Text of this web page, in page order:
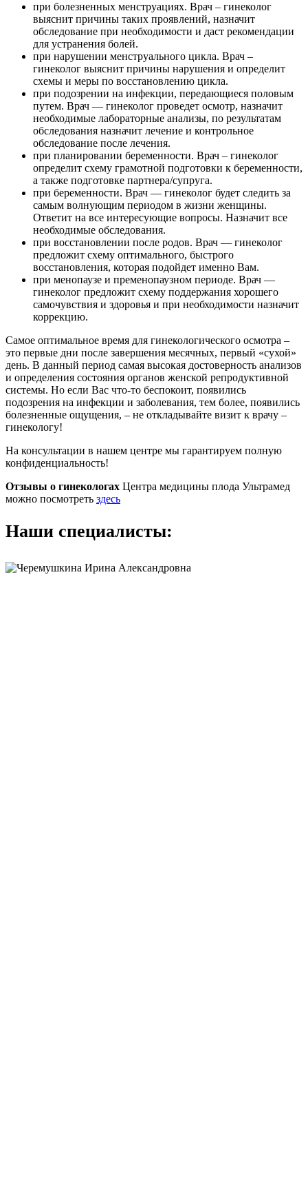
при болезненных менструациях. Врач – гинеколог
выяснит причины таких проявлений, назначит
обследование при необходимости и даст рекомендации
для устранения болей.
при нарушении менструального цикла. Врач –
гинеколог выяснит причины нарушения и определит
схемы и меры по восстановлению цикла.
при подозрении на инфекции, передающиеся половым
путем. Врач — гинеколог проведет осмотр, назначит
необходимые лабораторные анализы, по результатам
обследования назначит лечение и контрольное
обследование после лечения.
при планировании беременности. Врач – гинеколог
определит схему грамотной подготовки к беременности,
а также подготовке партнера/супруга.
при беременности. Врач — гинеколог будет следить за
самым волнующим периодом в жизни женщины.
Ответит на все интересующие вопросы. Назначит все
необходимые обследования.
при восстановлении после родов. Врач — гинеколог
предложит схему оптимального, быстрого
восстановления, которая подойдет именно Вам.
при менопаузе и пременопаузном периоде. Врач —
гинеколог предложит схему поддержания хорошего
самочувствия и здоровья и при необходимости назначит
коррекцию.
Самое оптимальное время для гинекологического осмотра –
это первые дни после завершения месячных, первый «сухой»
день. В данный период самая высокая достоверность анализов
и определения состояния органов женской репродуктивной
системы. Но если Вас что-то беспокоит, появились
подозрения на инфекции и заболевания, тем более, появились
болезненные ощущения, – не откладывайте визит к врачу –
гинекологу!
На консультации в нашем центре мы гарантируем полную
конфиденциальность!
Отзывы о гинекологах Центра медицины плода Ультрамед
можно посмотреть здесь
Наши специалисты: